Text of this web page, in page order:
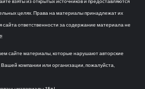
целях. Права на материалы принадлежат их
ответственности за содержание материала не
сайте материалы, которые нарушают авторские
компании или организации, пожалуйста,